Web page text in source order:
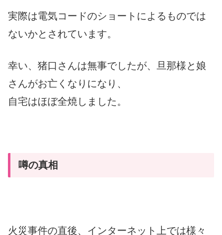
実際は電気コードのショートによるものでは
ないかとされています。
幸い、猪口さんは無事でしたが、旦那様と娘
さんがお亡くなりになり、
自宅はほぼ全焼しました。
噂の真相
火災事件の直後、インターネット上では様々